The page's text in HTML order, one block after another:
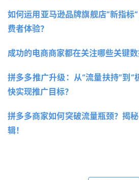
如何运用亚马逊品牌旗舰店”新指标
费者体验？
成功的电商商家都在关注哪些关键数
拼多多推广升级：从“流量扶持”到“
快实现推广目标？
拼多多商家如何突破流量瓶颈？揭
辑！